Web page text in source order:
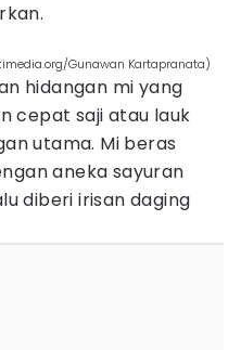
Gunawan Kartapranata)
hidangan mi yang
cepat saji atau lauk
utama. Mi beras
aneka sayuran
diberi irisan daging